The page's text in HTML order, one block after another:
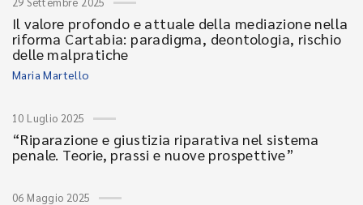
Il valore profondo e attuale della mediazione nella
riforma Cartabia: paradigma, deontologia, rischio
delle malpratiche
Maria Martello
10 Luglio 2025
“Riparazione e giustizia riparativa nel sistema
penale. Teorie, prassi e nuove prospettive”
06 Maggio 2025